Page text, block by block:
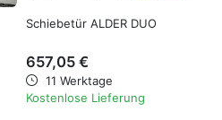
Schiebetür ALDER DUO
657,05 €
11 Werktage
Kostenlose Lieferung